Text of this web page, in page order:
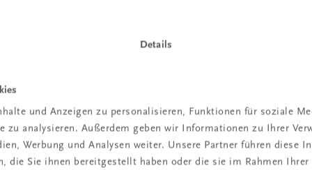
Details
und Anzeigen zu personalisieren, Funktionen für soziale
zu analysieren. Außerdem geben wir Informationen zu Ihrer
Werbung und Analysen weiter. Unsere Partner führen diese
die Sie ihnen bereitgestellt haben oder die sie im Rahmen